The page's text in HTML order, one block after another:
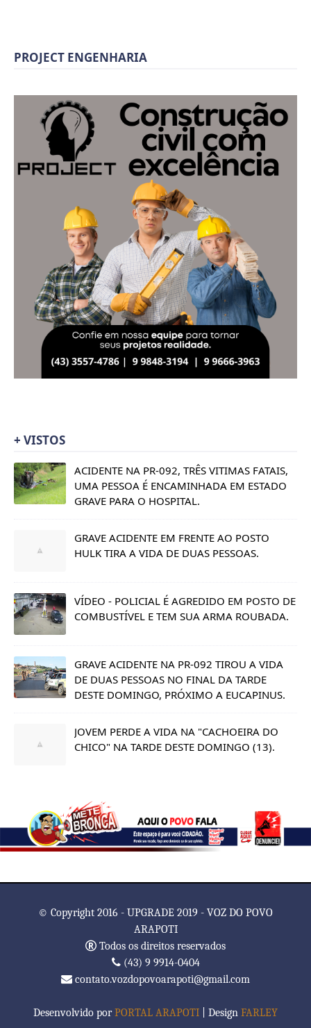
PROJECT ENGENHARIA
+ VISTOS
ACIDENTE NA PR-092, TRÊS VITIMAS FATAIS,
UMA PESSOA É ENCAMINHADA EM ESTADO
GRAVE PARA O HOSPITAL.
GRAVE ACIDENTE EM FRENTE AO POSTO
HULK TIRA A VIDA DE DUAS PESSOAS.
VÍDEO - POLICIAL É AGREDIDO EM POSTO DE
COMBUSTÍVEL E TEM SUA ARMA ROUBADA.
GRAVE ACIDENTE NA PR-092 TIROU A VIDA
DE DUAS PESSOAS NO FINAL DA TARDE
DESTE DOMINGO, PRÓXIMO A EUCAPINUS.
JOVEM PERDE A VIDA NA "CACHOEIRA DO
CHICO" NA TARDE DESTE DOMINGO (13).
© Copyright 2016 - UPGRADE 2019 - VOZ DO POVO
ARAPOTI
Todos os direitos reservados
(43) 9 9914-0404
contato.vozdopovoarapoti@gmail.com
Desenvolvido porPORTAL ARAPOTI | Design FARLEY